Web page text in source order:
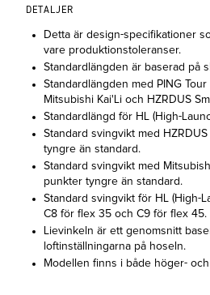
DETALJER
Detta är design-specifikationer
vare produktionstoleranser.
Standardlängden är baserad på
Standardlängden med PING
Mitsubishi Kai'Li och HZRDUS
Standardlängd för HL (High-
Standard svingvikt med
tyngre än standard.
Standard svingvikt med
punkter tyngre än standard.
Standard svingvikt för HL (High-
C8 för flex 35 och C9 för flex 45.
Lievinkeln är ett genomsnitt
loftinställningarna på hoseln.
Modellen finns i både höger-